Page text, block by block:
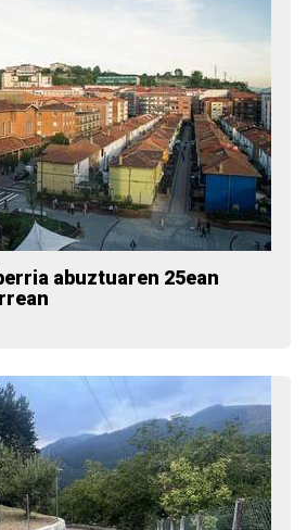
abuztuaren 25ean